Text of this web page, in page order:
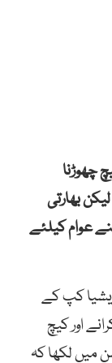
کا کیچ چھوڑنا
بھارتی
عوام کیلئے
ایشیا کپ کے
اور کیچ
میں لکھا کہ